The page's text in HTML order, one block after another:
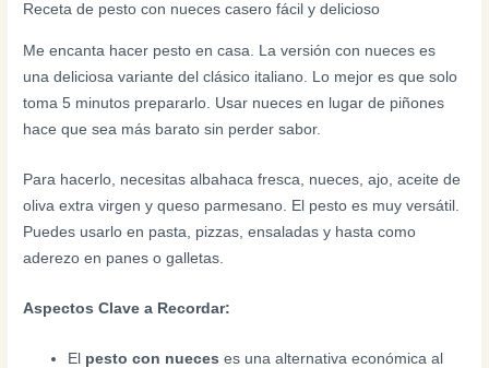
Receta de pesto con nueces casero fácil y delicioso
Me encanta hacer pesto en casa. La versión con nueces es
una deliciosa variante del clásico italiano. Lo mejor es que solo
toma 5 minutos prepararlo. Usar nueces en lugar de piñones
hace que sea más barato sin perder sabor.
Para hacerlo, necesitas albahaca fresca, nueces, ajo, aceite de
oliva extra virgen y queso parmesano. El pesto es muy versátil.
Puedes usarlo en pasta, pizzas, ensaladas y hasta como
aderezo en panes o galletas.
Aspectos Clave a Recordar:
El pesto con nueces es una alternativa económica al